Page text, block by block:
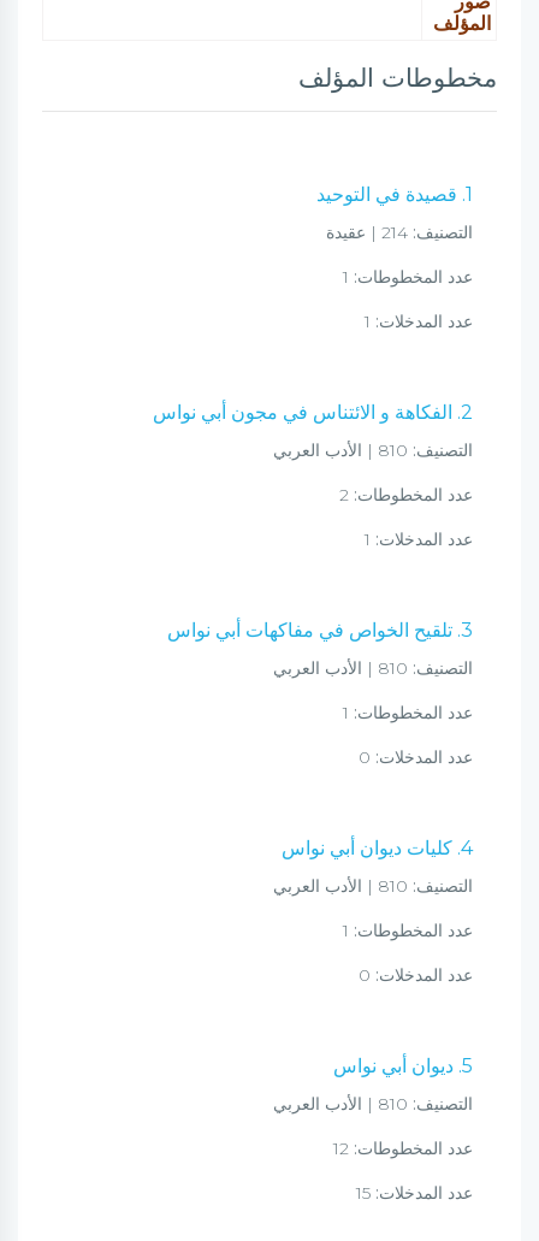
المؤلف
مخطوطات المؤلف
1. قصيدة في التوحيد
التصنيف:
عدد المخطوطات:
عدد المدخلات:
2. الفكاهة و الائتناس في مجون أبي نواس
التصنيف:
عدد المخطوطات:
عدد المدخلات:
3. تلقيح الخواص في مفاكهات أبي نواس
التصنيف:
عدد المخطوطات:
عدد المدخلات:
4. كليات ديوان أبي نواس
التصنيف:
عدد المخطوطات:
عدد المدخلات:
5. ديوان أبي نواس
التصنيف:
عدد المخطوطات:
عدد المدخلات: